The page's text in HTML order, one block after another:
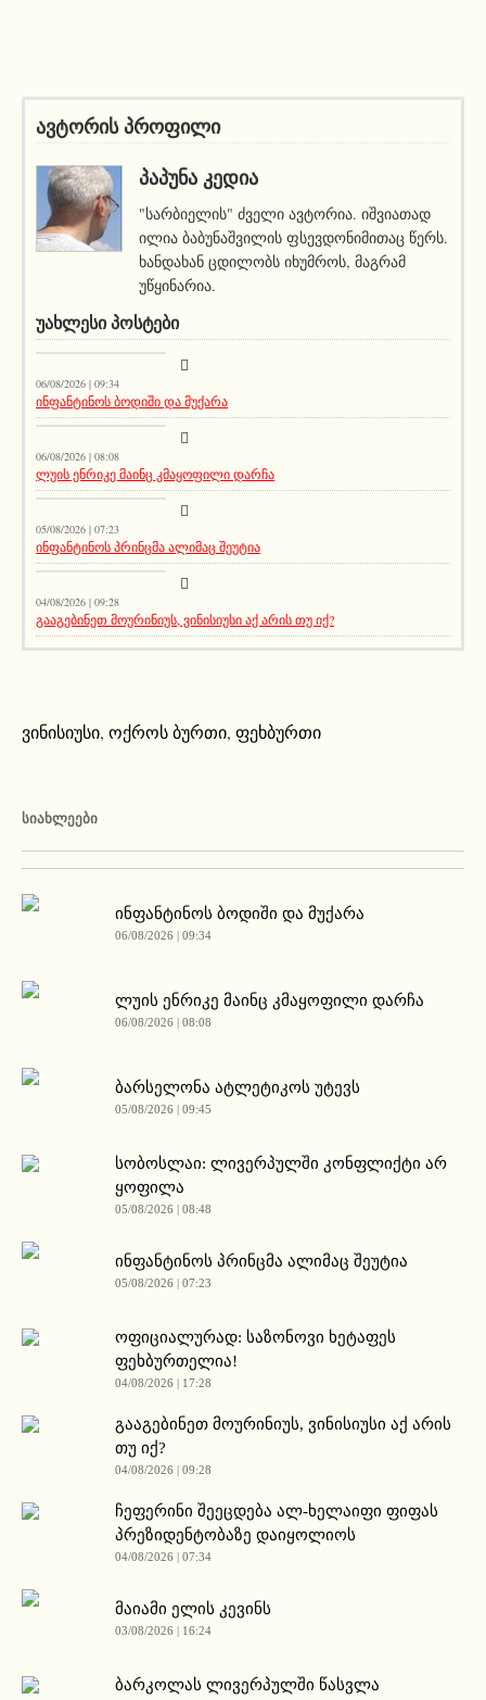
ავტორის პროფილი
ᲞᲐᲞᲣᲜᲐ ᲙᲔᲓᲘᲐ
"სარბიელის" ძველი ავტორია. იშვიათად
ილია ბაბუნაშვილის ფსევდონიმითაც წერს.
ხანდახან ცდილობს იხუმროს, მაგრამ
უწყინარია.
ᲣᲐᲮᲚᲔᲡᲘ ᲞᲝᲡᲢᲔᲑᲘ
06/08/2026 | 09:34
ინფანტინოს ბოდიში და მუქარა
მთავარი ამბავი
06/08/2026 | 08:08
ლუის ენრიკე მაინც კმაყოფილი დარჩა
აქეთურ-იქითური
05/08/2026 | 07:23
ინფანტინოს პრინცმა ალიმაც შეუტია
აქეთურ-იქითური
04/08/2026 | 09:28
გააგებინეთ მოურინიუს, ვინისიუსი აქ არის თუ იქ?
ვინისიუსი, ოქროს ბურთი, ფეხბურთი
ᲡᲘᲐᲮᲚᲔᲔᲑᲘ
ინფანტინოს ბოდიში და მუქარა
06/08/2026 | 09:34
ლუის ენრიკე მაინც კმაყოფილი დარჩა
06/08/2026 | 08:08
ბარსელონა ატლეტიკოს უტევს
05/08/2026 | 09:45
სობოსლაი: ლივერპულში კონფლიქტი არ
ყოფილა
05/08/2026 | 08:48
ინფანტინოს პრინცმა ალიმაც შეუტია
05/08/2026 | 07:23
ოფიციალურად: საზონოვი ხეტაფეს
ფეხბურთელია!
04/08/2026 | 17:28
გააგებინეთ მოურინიუს, ვინისიუსი აქ არის
თუ იქ?
04/08/2026 | 09:28
ჩეფერინი შეეცდება ალ-ხელაიფი ფიფას
პრეზიდენტობაზე დაიყოლიოს
04/08/2026 | 07:34
მაიამი ელის კევინს
03/08/2026 | 16:24
ბარკოლას ლივერპულში წასვლა